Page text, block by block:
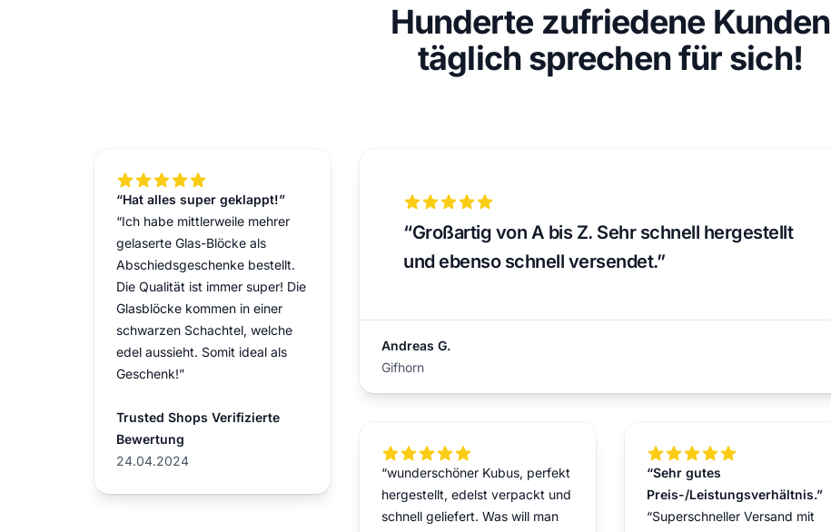
Hunderte zufriedene Kunden
täglich sprechen für sich!
5 out of 5 stars
“Großartig von A bis Z. Sehr schnell hergestellt
und ebenso schnell versendet.”
Andreas G.
Gifhorn
5 out of 5 stars
“Hat alles super geklappt!”
“Ich habe mittlerweile mehrer
gelaserte Glas-Blöcke als
Abschiedsgeschenke bestellt.
Die Qualität ist immer super! Die
Glasblöcke kommen in einer
schwarzen Schachtel, welche
edel aussieht. Somit ideal als
Geschenk!”
Trusted Shops Verifizierte
Bewertung
24.04.2024
5 out of 5 stars
“wunderschöner Kubus, perfekt
hergestellt, edelst verpackt und
schnell geliefert. Was will man
5 out of 5 stars
“Sehr gutes
Preis-/Leistungsverhältnis.”
“Superschneller Versand mit